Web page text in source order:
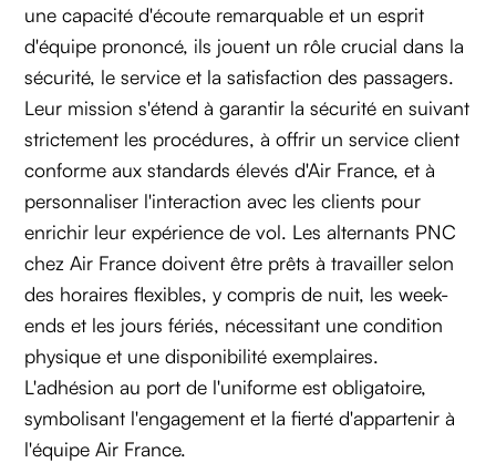
une capacité d'écoute remarquable et un esprit
d'équipe prononcé, ils jouent un rôle crucial dans la
sécurité, le service et la satisfaction des passagers.
Leur mission s'étend à garantir la sécurité en suivant
strictement les procédures, à offrir un service client
conforme aux standards élevés d'Air France, et à
personnaliser l'interaction avec les clients pour
enrichir leur expérience de vol. Les alternants PNC
chez Air France doivent être prêts à travailler selon
des horaires flexibles, y compris de nuit, les week-
ends et les jours fériés, nécessitant une condition
physique et une disponibilité exemplaires.
L'adhésion au port de l'uniforme est obligatoire,
symbolisant l'engagement et la fierté d'appartenir à
l'équipe Air France.